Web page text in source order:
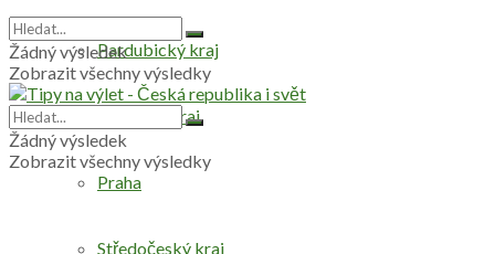
Pardubický kraj
Plzeňský kraj
Praha
Středočeský kraj
Žádný výsledek
Zobrazit všechny výsledky
Žádný výsledek
Zobrazit všechny výsledky